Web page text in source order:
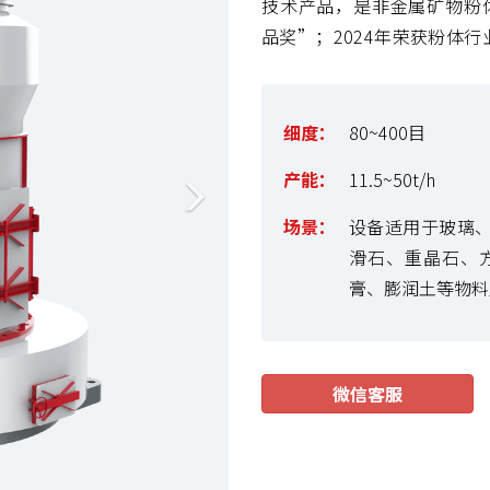
技术产品，是非金属矿物
品奖”；2024年荣获粉体
细度：
80~400目
产能：
11.5~50t/h
场景：
设备适用于玻璃
滑石、重晶石、
膏、膨润土等物
微信客服